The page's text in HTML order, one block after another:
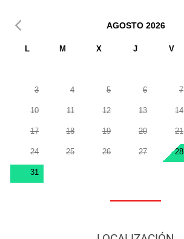
AGOSTO 2026
L M X J V
3 4 5 6 7
10 11 12 13 14
17 18 19 20 21
24 25 26 27 28
31